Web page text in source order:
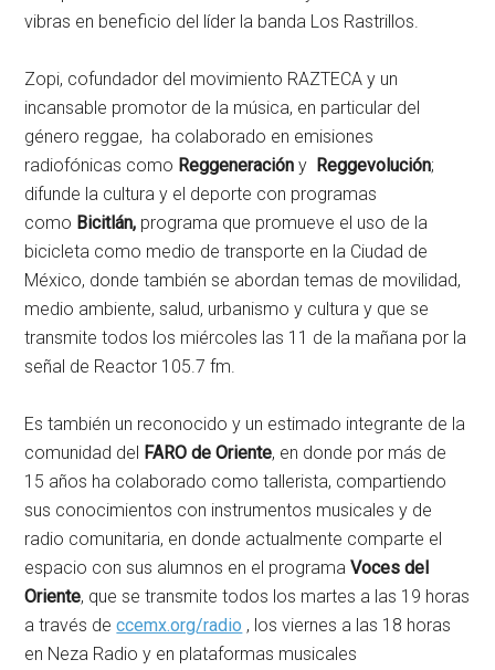
vibras en beneficio del líder la banda Los Rastrillos.
Zopi, cofundador del movimiento RAZTECA y un
incansable promotor de la música, en particular del
género reggae, ha colaborado en emisiones
radiofónicas como Reggeneración y Reggevolución;
difunde la cultura y el deporte con programas
como Bicitlán, programa que promueve el uso de la
bicicleta como medio de transporte en la Ciudad de
México, donde también se abordan temas de movilidad,
medio ambiente, salud, urbanismo y cultura y que se
transmite todos los miércoles las 11 de la mañana por la
señal de Reactor 105.7 fm.
Es también un reconocido y un estimado integrante de la
comunidad del FARO de Oriente, en donde por más de
15 años ha colaborado como tallerista, compartiendo
sus conocimientos con instrumentos musicales y de
radio comunitaria, en donde actualmente comparte el
espacio con sus alumnos en el programaVoces del
Oriente, que se transmite todos los martes a las 19 horas
a través deccemx.org/radio , los viernes a las 18 horas
en Neza Radio y en plataformas musicales